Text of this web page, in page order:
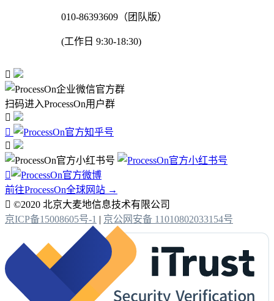
010-86393609（团队版）
(工作日 9:30-18:30)

扫码进入ProcessOn用户群




前往ProcessOn全球网站 →
 ©2020 北京大麦地信息技术有限公司
京ICP备15008605号-1 | 京公网安备 11010802033154号